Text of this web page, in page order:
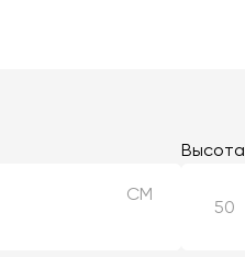
СМ
Высота